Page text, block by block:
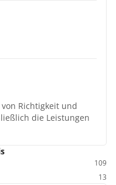
Richtigkeit und
die Leistungen
109
13